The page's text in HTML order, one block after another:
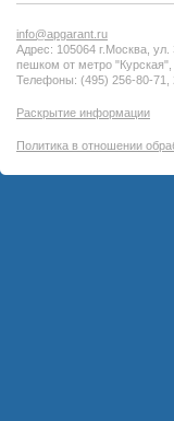
info@apgarant.ru
Адрес: 105064 г.Москва,
пешком от метро
Телефоны: (495) 256-80-71,
Раскрытие информации
Политика в отношении